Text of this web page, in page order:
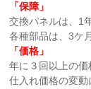
「保障」
交換パネルは、1
各種部品は、3ケ
「価格」
年に３回以上の価
仕入れ価格の変動